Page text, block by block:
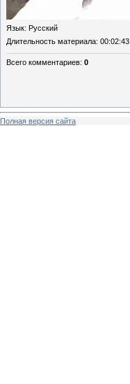
Язык: Русский
Длительность материала: 00:02:43
Всего комментариев: 0
Полная версия сайта